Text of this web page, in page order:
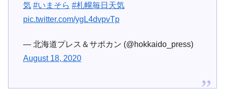
気 #いまそら #札幌毎日天気
pic.twitter.com/ygL4dvpvTp
— 北海道プレス＆サポカン (@hokkaido_press)
August 18, 2020